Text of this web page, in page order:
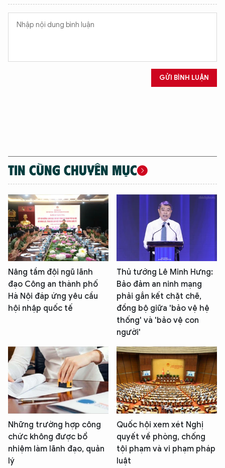
GỬI BÌNH LUẬN
TIN CÙNG CHUYÊN MỤC
Nâng tầm đội ngũ lãnh
đạo Công an thành phố
Hà Nội đáp ứng yêu cầu
hội nhập quốc tế
Thủ tướng Lê Minh Hưng:
Bảo đảm an ninh mạng
phải gắn kết chặt chẽ,
đồng bộ giữa 'bảo vệ hệ
thống' và 'bảo vệ con
người'
Những trường hợp công
chức không được bổ
nhiệm làm lãnh đạo, quản
lý
Quốc hội xem xét Nghị
quyết về phòng, chống
tội phạm và vi phạm pháp
luật